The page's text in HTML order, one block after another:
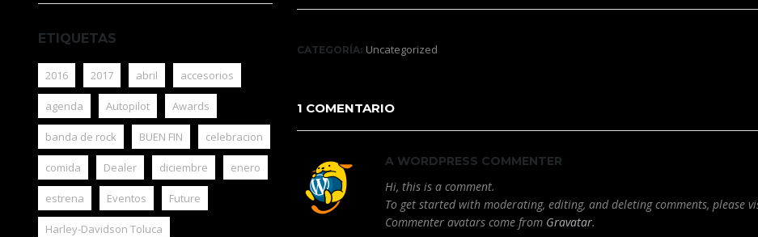
CATEGORÍA: Uncategorized
1 COMENTARIO
A WORDPRESS COMMENTER
Hi, this is a comment.
To get started with moderating, editing, and deleting comments, please
Commenter avatars come from Gravatar.
ETIQUETAS
2016 2017 abril accesorios
agenda Autopilot Awards
banda de rock BUEN FIN celebracion
comida Dealer diciembre enero
estrena Eventos Future
Harley-Davidson Toluca